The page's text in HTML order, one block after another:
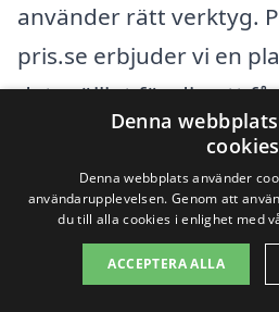
använder rätt verktyg.
pris.se erbjuder vi en
det möjligt för dig att
tapetseringsföretag i
Oavsett om du planerar
ett rum eller hela din
dig att hitta rätt
tapetsering.
Denna
cookies
Denna webbplats använder
användarupplevelsen. Genom att
du till alla cookies i enlighet med
ACCEPTERA ALLA